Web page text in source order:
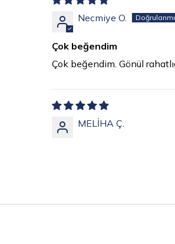
Necmiye O.
Çok beğendim
Çok beğendim. Gönül
MELİHA Ç.